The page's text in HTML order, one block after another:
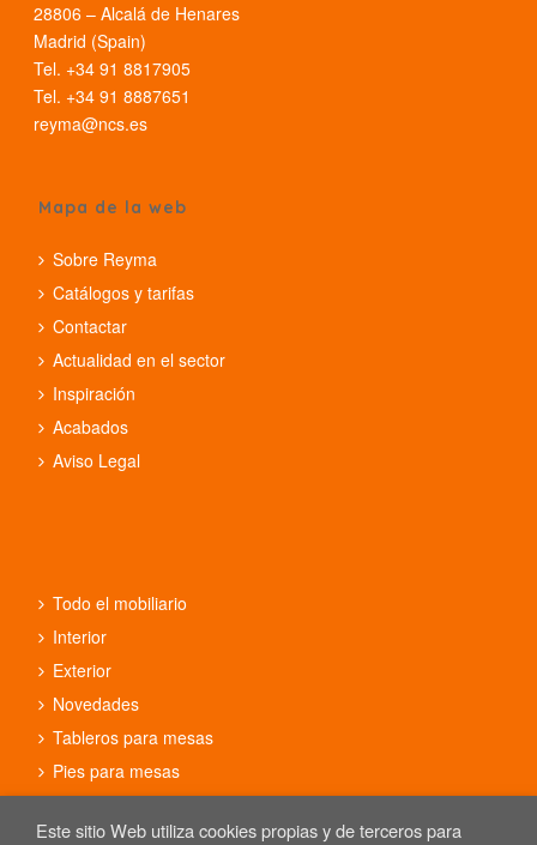
28806 – Alcalá de Henares
Madrid (Spain)
Tel. +34 91 8817905
Tel. +34 91 8887651
reyma@ncs.es
Mapa de la web
Sobre Reyma
Catálogos y tarifas
Contactar
Actualidad en el sector
Inspiración
Acabados
Aviso Legal
Todo el mobiliario
Interior
Exterior
Novedades
Tableros para mesas
Pies para mesas
Este sitio Web utiliza cookies propias y de terceros para